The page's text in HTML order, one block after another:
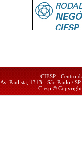
CIESP - Centro
Av. Paulista, 1313 - São Paulo /
Ciesp ©